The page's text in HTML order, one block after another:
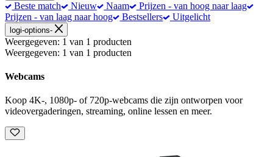
Beste match Nieuw Naam
Prijzen - van hoog naar laag
Prijzen - van laag naar hoog
Bestsellers Uitgelicht
logi-options-
Weergegeven: 1 van 1 producten
Weergegeven: 1 van 1 producten
Webcams
Koop 4K-, 1080p- of 720p-webcams die zijn ontworpen voor
videovergaderingen, streaming, online lessen en meer.